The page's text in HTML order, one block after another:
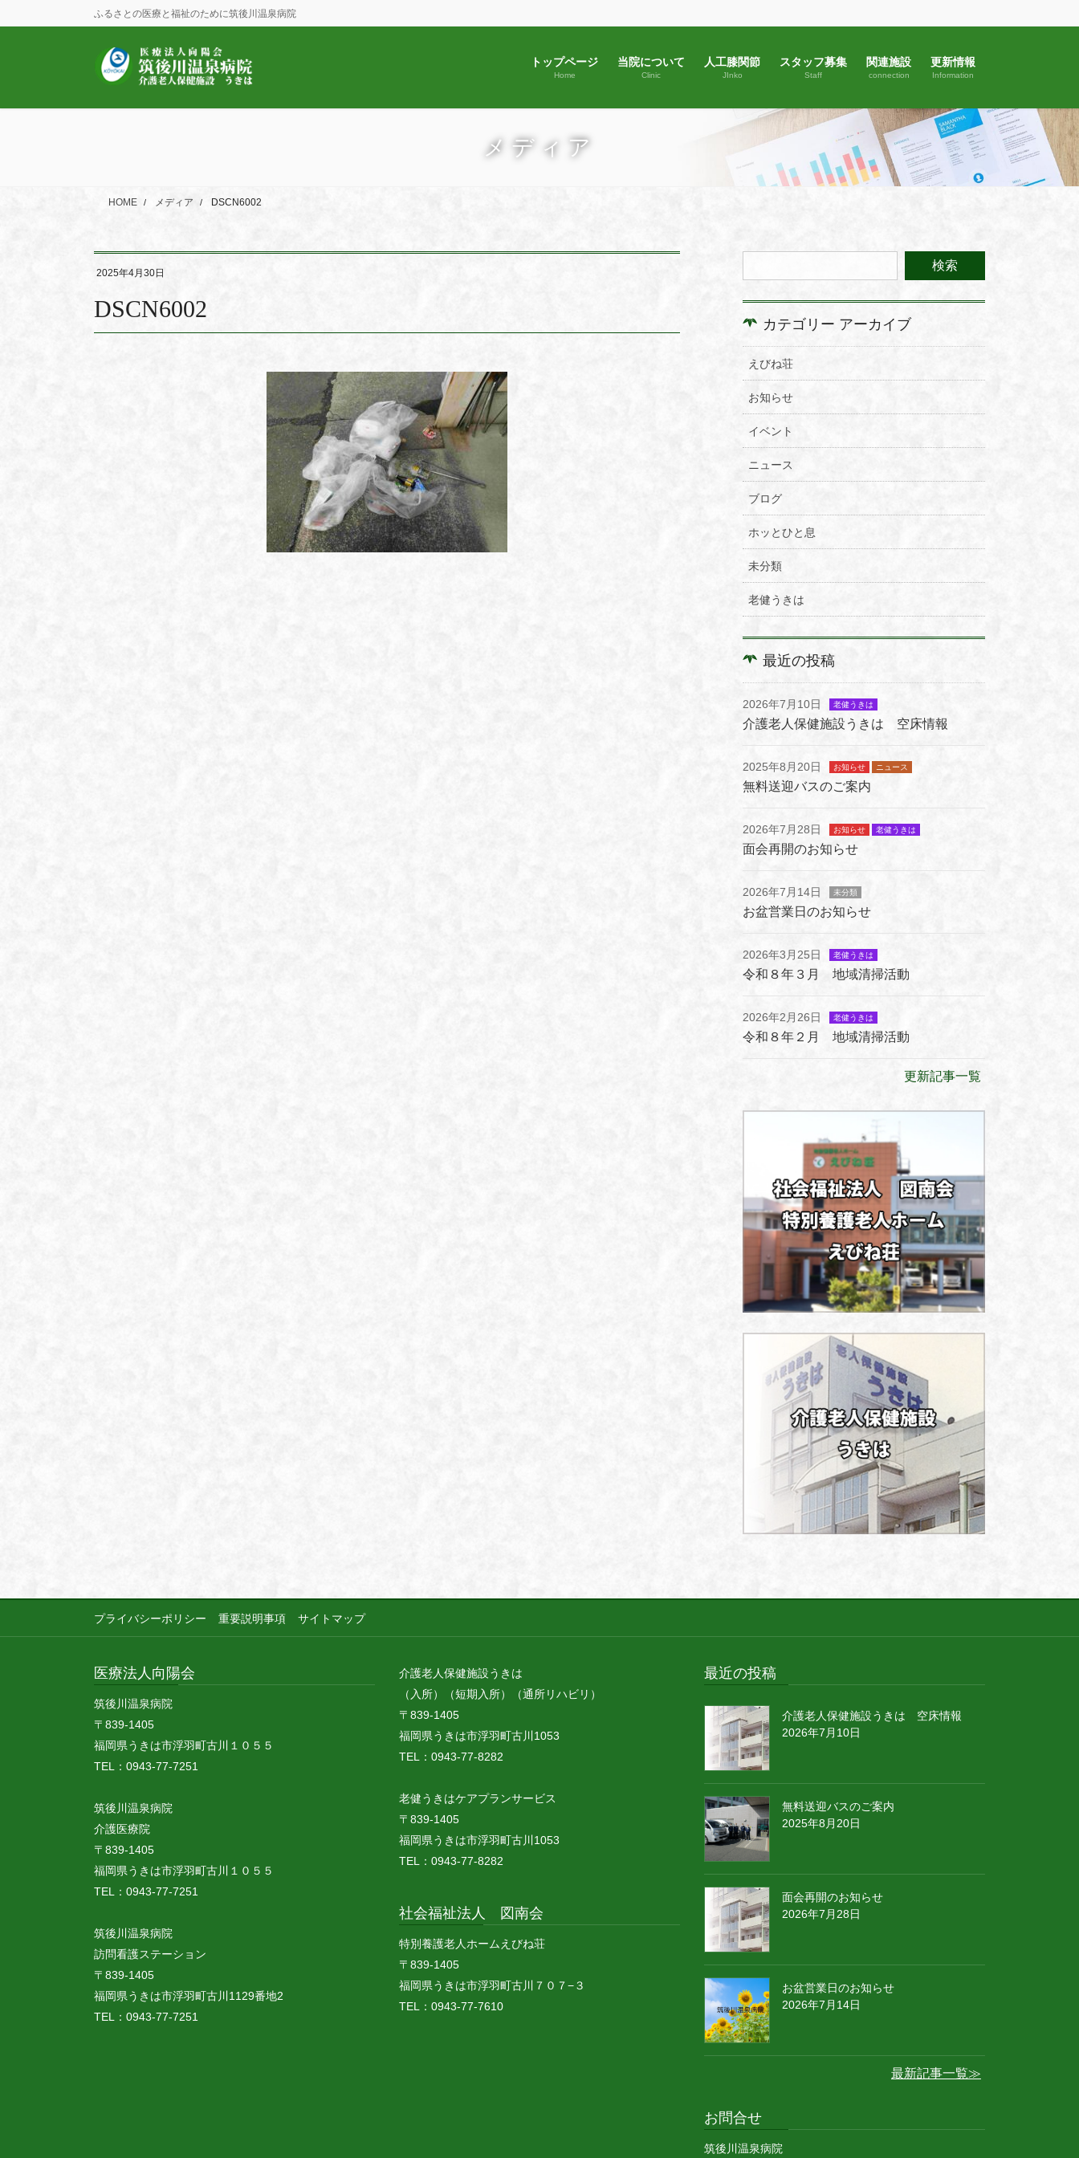
ン
ビ
ふるさとの医療と福祉のために筑後川温泉病院
トップページ
Home
当院について
Clinic
人工膝関節
JInko
スタッフ募集
Staff
関連施設
connection
更新情報
Information
メディア
HOME メディア DSCN6002
2025年4月30日
DSCN6002
カテゴリー アーカイブ
えびね荘
お知らせ
イベント
ニュース
ブログ
ホッとひと息
未分類
老健うきは
最近の投稿
2026年7月10日 老健うきは
介護老人保健施設うきは 空床情報
2025年8月20日 お知らせ ニュース
無料送迎バスのご案内
2026年7月28日 お知らせ 老健うきは
面会再開のお知らせ
2026年7月14日 未分類
お盆営業日のお知らせ
2026年3月25日 老健うきは
令和８年３月 地域清掃活動
2026年2月26日 老健うきは
令和８年２月 地域清掃活動
更新記事一覧
プライバシーポリシー 重要説明事項 サイトマップ
医療法人向陽会
筑後川温泉病院
〒839-1405
福岡県うきは市浮羽町古川１０５５
TEL：0943-77-7251
筑後川温泉病院
介護医療院
〒839-1405
福岡県うきは市浮羽町古川１０５５
TEL：0943-77-7251
筑後川温泉病院
訪問看護ステーション
〒839-1405
福岡県うきは市浮羽町古川1129番地2
TEL：0943-77-7251
介護老人保健施設うきは
（入所）（短期入所）（通所リハビリ）
〒839-1405
福岡県うきは市浮羽町古川1053
TEL：0943-77-8282
老健うきはケアプランサービス
〒839-1405
福岡県うきは市浮羽町古川1053
TEL：0943-77-8282
社会福祉法人 図南会
特別養護老人ホームえびね荘
〒839-1405
福岡県うきは市浮羽町古川７０７−３
TEL：0943-77-7610
最近の投稿
介護老人保健施設うきは 空床情報
2026年7月10日
無料送迎バスのご案内
2025年8月20日
面会再開のお知らせ
2026年7月28日
お盆営業日のお知らせ
2026年7月14日
最新記事一覧≫
お問合せ
筑後川温泉病院